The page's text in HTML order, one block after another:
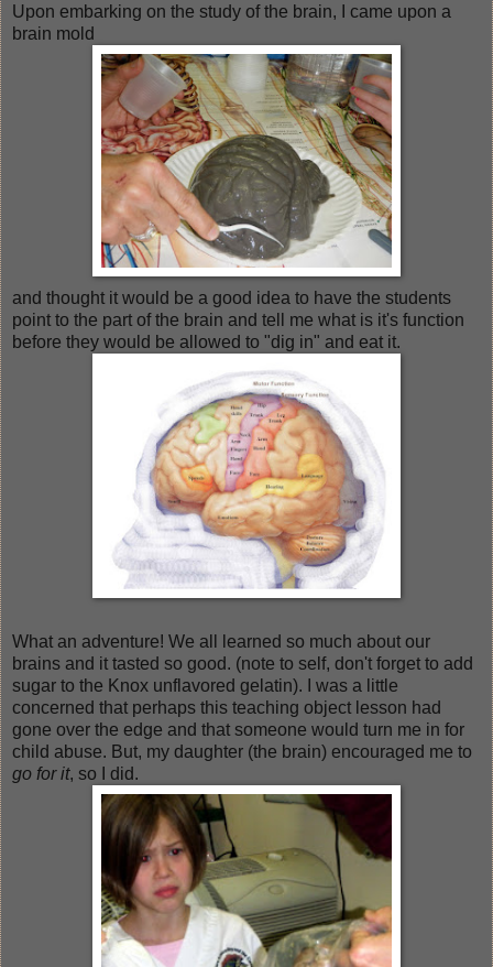
Upon embarking on the study of the brain, I came upon a
brain mold
and thought it would be a good idea to have the students
point to the part of the brain and tell me what is it's function
before they would be allowed to "dig in" and eat it.
What an adventure! We all learned so much about our
brains and it tasted so good. (note to self, don't forget to add
sugar to the Knox unflavored gelatin). I was a little
concerned that perhaps this teaching object lesson had
gone over the edge and that someone would turn me in for
child abuse. But, my daughter (the brain) encouraged me to
go for it, so I did.